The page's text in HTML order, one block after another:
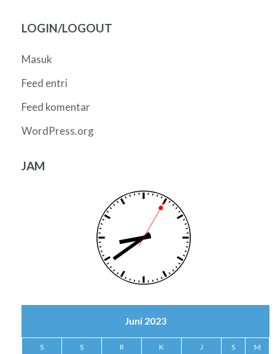
LOGIN/LOGOUT
Masuk
Feed entri
Feed komentar
WordPress.org
JAM
Juni 2023
S S R K J S M